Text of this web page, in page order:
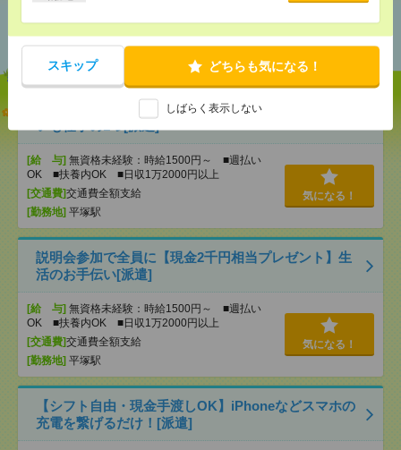
スキップ どちらも気になる！
しばらく表示しない
【オープニング募集】おばあちゃんのお散歩付き添
[給 与] 無資格未経験：時給1500円～ ■週払い
OK ■扶養内OK ■日収1万2000円以上
[交通費]交通費全額支給
[勤務地] 平塚駅
気になる！
説明会参加で全員に【現金2千円相当プレゼント】生
活のお手伝い[派遣]
[給 与] 無資格未経験：時給1500円～ ■週払い
OK ■扶養内OK ■日収1万2000円以上
[交通費]交通費全額支給
[勤務地] 平塚駅
気になる！
【シフト自由・現金手渡しOK】iPhoneなどスマホの
充電を繋げるだけ！[派遣]